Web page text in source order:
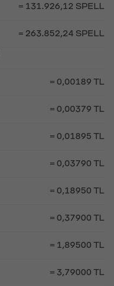
= 131.926,12 SPELL
= 263.852,24 SPELL
= 0,00189 TL
= 0,00379 TL
= 0,01895 TL
= 0,03790 TL
= 0,18950 TL
= 0,37900 TL
= 1,89500 TL
= 3,79000 TL